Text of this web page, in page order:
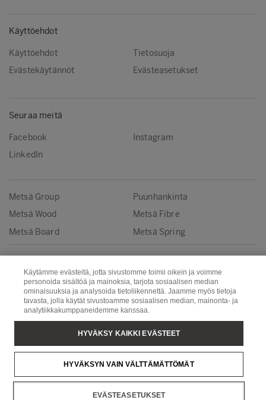
Käyttöehdot
Käyttöehdot
Tietosuoja
Evästekäytännöt
Evästeasetukset
Seuraa meitä
Facebook
Instagram
LinkedIn
Metsä Group
Puunhankinta
Metsä Wood
Metsä Fibre
Metsä Board
Metsä Spring
Käytämme evästeitä, jotta sivustomme toimii oikein ja voimme
personoida sisältöä ja mainoksia, tarjota sosiaalisen median
ominaisuuksia ja analysoida tietoliikennettä. Jaamme myös tietoja
tavasta, jolla käytät sivustoamme sosiaalisen median, mainonta- ja
analytiikkakumppaneidemme kanssaa.
EVÄSTEASETUKSET
HYVÄKSYN VAIN VÄLTTÄMÄTTÖMÄT
HYVÄKSY KAIKKI EVÄSTEET